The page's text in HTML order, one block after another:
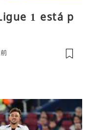
1 está p